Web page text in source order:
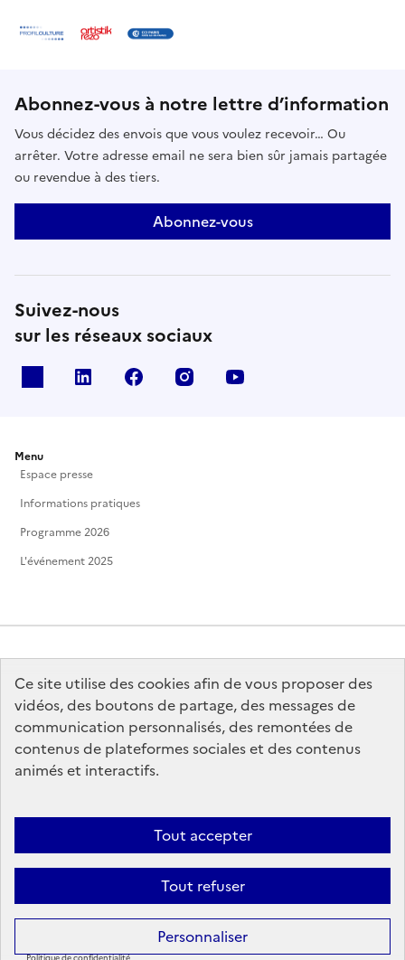
Ce site utilise des cookies afin de vous proposer des
vidéos, des boutons de partage, des messages de
communication personnalisés, des remontées de
contenus de plateformes sociales et des contenus
animés et interactifs.
Tout accepter
Tout refuser
Personnaliser
Abonnez-vous à notre lettre d’information
Vous décidez des envois que vous voulez recevoir… Ou
arrêter. Votre adresse email ne sera bien sûr jamais partagée
ou revendue à des tiers.
Abonnez-vous
Suivez-nous
sur les réseaux sociaux
Linkedin Facebook Instagram
Menu
Espace presse
Informations pratiques
Programme 2026
L'événement 2025
MINISTÈRE
DE LA CULTURE
data.gouv.fr
Sauf mention contraire, tous les contenus de ce site sont sous